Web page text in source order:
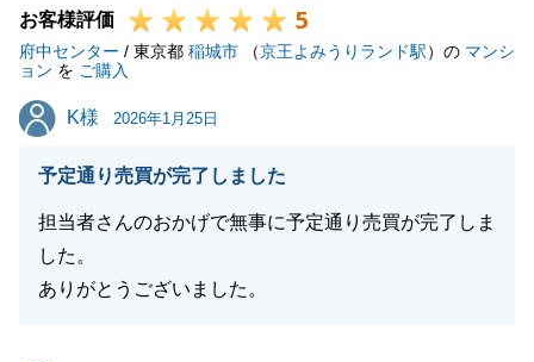
お客様評価 5
府中センター / 東京都 稲城市 （京王よみうりランド駅）の マンシ
ョン を ご購入
K様
K様 2026年1月25日
予定通り売買が完了しました
担当者さんのおかげで無事に予定通り売買が完了しま
した。
ありがとうございました。